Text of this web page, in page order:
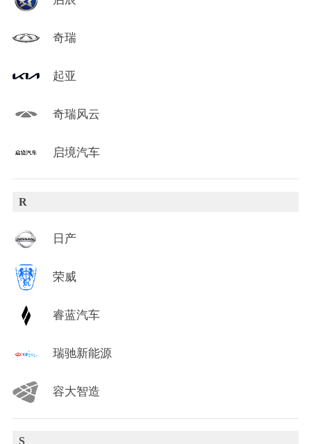
奇瑞
起亚
奇瑞风云
启境汽车
R
日产
荣威
睿蓝汽车
瑞驰新能源
容大智造
S